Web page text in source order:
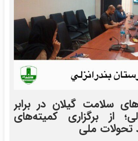
سلامت گیلان در برابر
از برگزاری کمیته‌های
ملی